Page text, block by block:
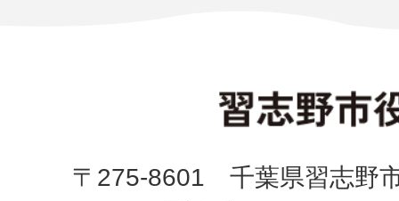
〒275-8601 千葉県習志野